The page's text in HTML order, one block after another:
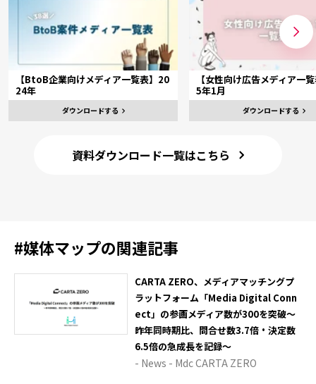
【BtoB企業向けメディア一覧表】20
24年
ダウンロードする
【女性向け広告メディア一
5年1月
ダウンロードする
資料ダウンロード一覧はこちら
#媒体マップの関連記事
CARTA ZERO、メディアマッチングプ
ラットフォーム「Media Digital Conn
ect」の参画メディア数が300を突破～
昨年同時期比、問合せ数3.7倍・決定数
6.5倍の急成長を記録～
- News - Mdc CARTA ZERO